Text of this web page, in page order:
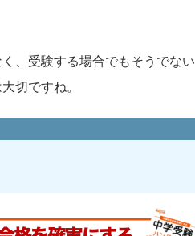
、受験する場合でもそうでない
切ですね。